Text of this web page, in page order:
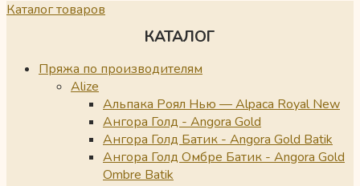
Каталог товаров
КАТАЛОГ
Пряжа по производителям
Alize
Альпака Роял Нью — Alpaca Royal New
Ангора Голд - Angora Gold
Ангора Голд Батик - Angora Gold Batik
Ангора Голд Омбре Батик - Angora Gold
Ombre Batik